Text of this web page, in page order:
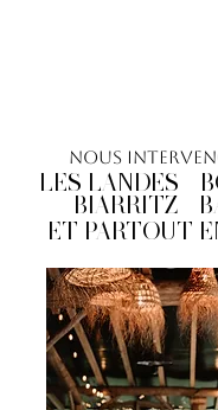
Nous
LES LANDES -
BIARRITZ -
ET PARTOUT